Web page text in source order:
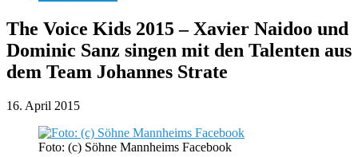
The Voice Kids 2015 – Xavier Naidoo und
Dominic Sanz singen mit den Talenten aus
dem Team Johannes Strate
16. April 2015
Foto: (c) Söhne Mannheims Facebook